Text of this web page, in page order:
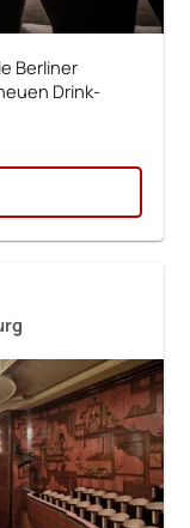
Berliner
Drink-